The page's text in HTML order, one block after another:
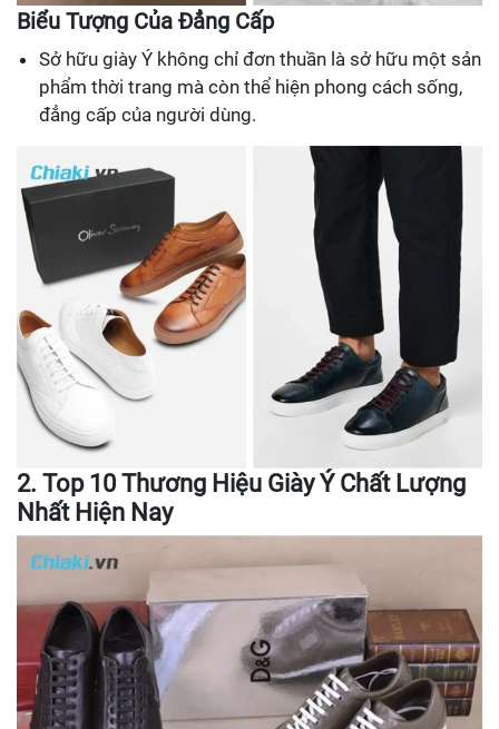
Biểu Tượng Của Đẳng Cấp
Sở hữu giày Ý không chỉ đơn thuần là sở hữu một sản
phẩm thời trang mà còn thể hiện phong cách sống,
đẳng cấp của người dùng.
2. Top 10 Thương Hiệu Giày Ý Chất Lượng
Nhất Hiện Nay